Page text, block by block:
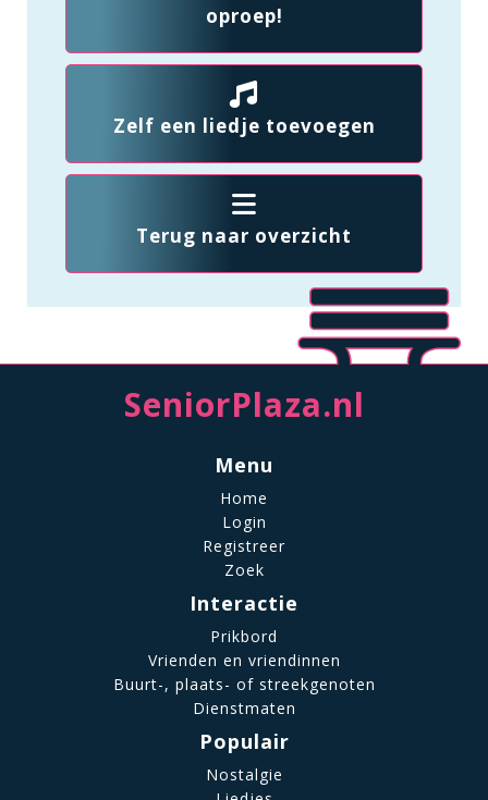
oproep!
Zelf een liedje toevoegen
Terug naar overzicht
SeniorPlaza.nl
Menu
Home
Login
Registreer
Zoek
Interactie
Prikbord
Vrienden en vriendinnen
Buurt-, plaats- of streekgenoten
Dienstmaten
Populair
Nostalgie